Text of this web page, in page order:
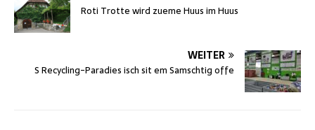
Roti Trotte wird zueme Huus im Huus
WEITER
S Recycling-Paradies isch sit em Samschtig offe